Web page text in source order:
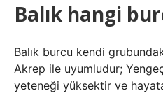
Balık hangi
Balık burcu kendi
Akrep ile uyumludur;
yeteneği yüksektir ve